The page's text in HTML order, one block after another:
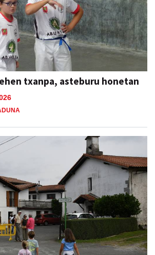
txanpa, asteburu honetan